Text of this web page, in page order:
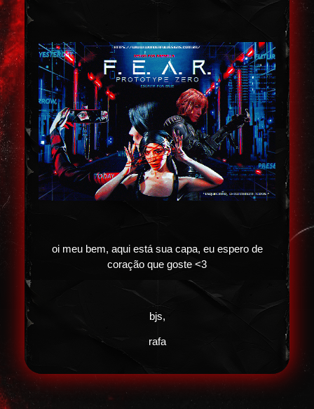
oi meu bem, aqui está sua capa, eu espero de
coração que goste <3
bjs,
rafa